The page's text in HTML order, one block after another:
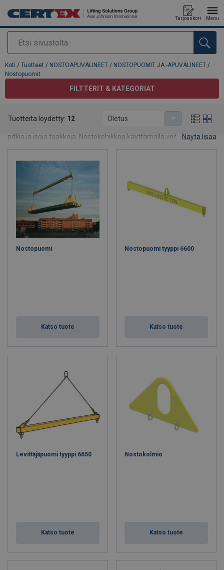
Etsi
Tarjouskori Menu
Tuote lisätty tarjouspyyntöön
Koti / Tuotteet / NOSTOAPUVÄLINEET / NOSTOPUOMIT JA -APUVÄLINEET /
Nostopuomit
FILTTERIT & KATEGORIAT
NOSTOPUOMIT - Nostopuomien avulla voidaan nostaa turvallisesti
pitkiä ja isoja taakkoja. Nostokehikkoa käyttämällä voit nostaaNäytä lisää
Tuotteita löydetty: 12 Oletus
Nostopuomi
Katso tuote
Nostopuomi tyyppi 6600
Katso tuote
Levittäjäpuomi tyyppi 6650
Katso tuote
Nostokolmio
Katso tuote